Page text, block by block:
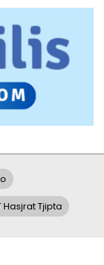
Hasjrat Tjipta